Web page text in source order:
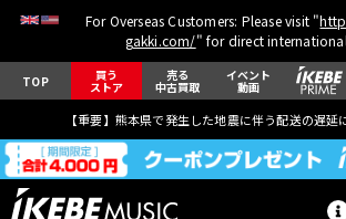
For Overseas Customers: Please visit "
gakki.com/" for direct
TOP 買う
ストア
売る
中古買取
イベント
動画
【重要】熊本県で発生した地震に伴う配送の遅延